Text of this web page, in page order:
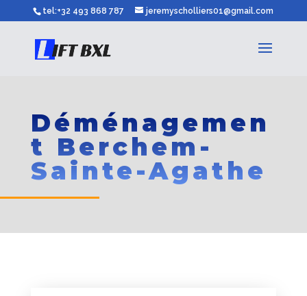
tel:+32 493 868 787 jeremyscholliers01@gmail.com
Déménagemen
t Berchem-
Sainte-Agathe